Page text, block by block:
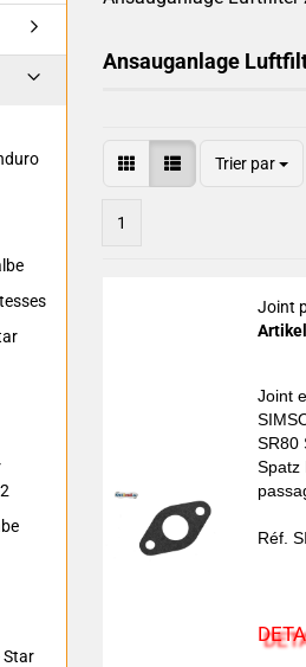
Ansauganlage
Trier par
1
Joint
Joint
SR80
Spatz
Réf.
Star